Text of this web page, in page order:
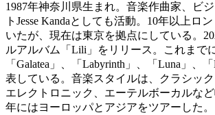
1987年神奈川県生まれ。音楽作曲家、ビ
トJesse Kandaとしても活動。10年以上ロ
いたが、現在は東京を拠点にしている。
ルアルバム「Lili」をリリース。これまでに
「Galatea」、「Labyrinth」、「Luna」、
表している。音楽スタイルは、クラシック
エレクトロニック、エーテルボーカルな
年にはヨーロッパとアジアをツアーした